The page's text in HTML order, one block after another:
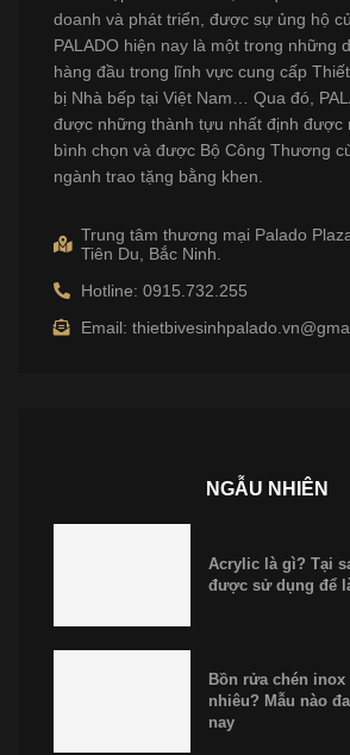
doanh và phát triển, được sự ủng hộ
PALADO hiện nay là một trong những
hàng đầu trong lĩnh vực cung cấp
bị Nhà bếp tại Việt Nam… Qua đó,
được những thành tựu nhất định được
bình chọn và được Bộ Công Thương
ngành trao tặng bằng khen.
Trung tâm thương mại Palado
Tiên Du, Bắc Ninh.
Hotline: 0915.732.255
Email:
NGẪU NHIÊN
Acrylic là gì? Tại
được sử dụng để
Bồn rửa chén inox
nhiêu? Mẫu nào
nay